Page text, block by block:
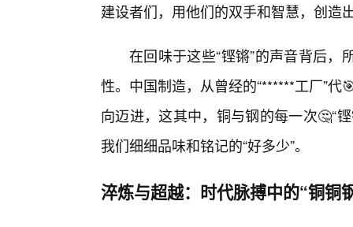
建设者们，用他们的双手和智慧，创造
在回味于这些“铿锵”的声音背后
性。中国制造，从曾经的“******工厂”代
向迈进，这其中，铜与钢的每一次🤔“
我们细细品味和铭记的“好多少”。
淬炼与超越：时代脉搏中的“铜铜